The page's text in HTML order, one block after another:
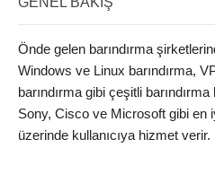
Önde gelen barındırma
Windows ve Linux barındırma,
barındırma gibi çeşitli
Sony, Cisco ve Microsoft gibi en
üzerinde kullanıcıya hizmet verir.